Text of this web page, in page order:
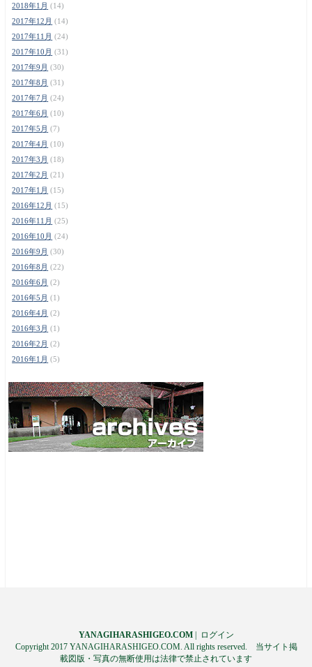
2018年1月 (14)
2017年12月 (14)
2017年11月 (24)
2017年10月 (31)
2017年9月 (30)
2017年8月 (31)
2017年7月 (24)
2017年6月 (10)
2017年5月 (7)
2017年4月 (10)
2017年3月 (18)
2017年2月 (21)
2017年1月 (15)
2016年12月 (15)
2016年11月 (25)
2016年10月 (24)
2016年9月 (30)
2016年8月 (22)
2016年6月 (2)
2016年5月 (1)
2016年4月 (2)
2016年3月 (1)
2016年2月 (2)
2016年1月 (5)
YANAGIHARASHIGEO.COM|
ログイン
Copyright 2017 YANAGIHARASHIGEO.COM. All rights reserved. 当サイト掲
載図版・写真の無断使用は法律で禁止されています